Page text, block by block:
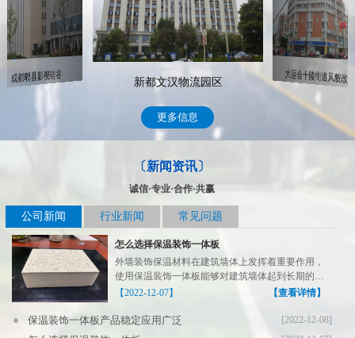
成都郫县影视硅谷 新都文汉物流园区 大运会十陵街道风貌改造
更多信息
〔新闻资讯〕
诚信·专业·合作·共赢
公司新闻 行业新闻 常见问题
怎么选择保温装饰一体板
外墙装饰保温材料在建筑墙体上发挥着重要作用，
使用保温装饰一体板能够对建筑墙体起到长期的保
温装饰作用，在...
【2022-12-07】 【查看详情】
[2022-12-08]
保温装饰一体板产品稳定应用广泛